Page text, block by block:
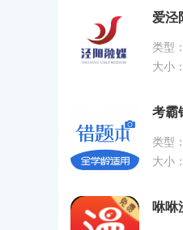
爱泾
类型
大小
考霸
类型
大小
咻咻